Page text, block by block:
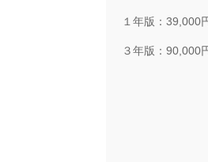
１年版：39,000
３年版：90,000